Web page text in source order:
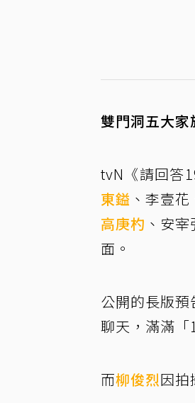
雙門洞五大
tvN《請回答
東鎰 、李壹
高庚杓 、安
面。
公開的長版
聊天，滿滿「
而柳俊烈因拍